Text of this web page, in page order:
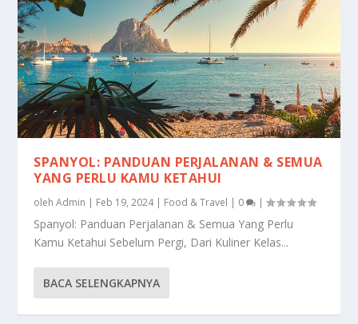
SPANYOL: PANDUAN PERJALANAN & SEMUA
YANG PERLU KAMU KETAHUI
olehAdmin | Feb 19, 2024| Food & Travel | 0 |
Spanyol: Panduan Perjalanan & Semua Yang Perlu
Kamu Ketahui Sebelum Pergi, Dari Kuliner Kelas...
BACA SELENGKAPNYA